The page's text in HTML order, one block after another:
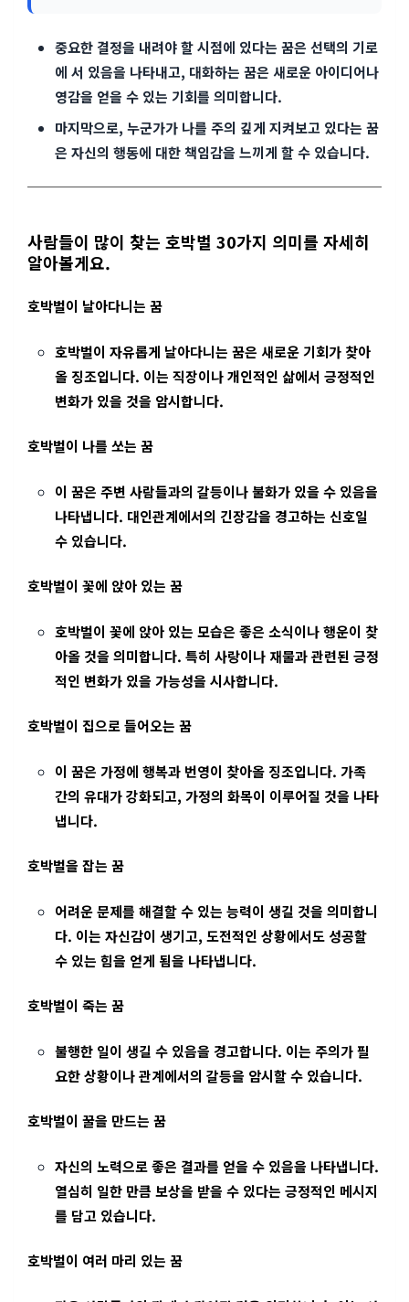
중요한 결정을 내려야 할 시점에 있다는 꿈은 선택의 기로
에 서 있음을 나타내고, 대화하는 꿈은 새로운 아이디어나
영감을 얻을 수 있는 기회를 의미합니다.
마지막으로, 누군가가 나를 주의 깊게 지켜보고 있다는 꿈
은 자신의 행동에 대한 책임감을 느끼게 할 수 있습니다.
사람들이 많이 찾는 호박벌 30가지 의미를 자세히
알아볼게요.
호박벌이 날아다니는 꿈
호박벌이 자유롭게 날아다니는 꿈은 새로운 기회가 찾아
올 징조입니다. 이는 직장이나 개인적인 삶에서 긍정적인
변화가 있을 것을 암시합니다.
호박벌이 나를 쏘는 꿈
이 꿈은 주변 사람들과의 갈등이나 불화가 있을 수 있음을
나타냅니다. 대인관계에서의 긴장감을 경고하는 신호일
수 있습니다.
호박벌이 꽃에 앉아 있는 꿈
호박벌이 꽃에 앉아 있는 모습은 좋은 소식이나 행운이 찾
아올 것을 의미합니다. 특히 사랑이나 재물과 관련된 긍정
적인 변화가 있을 가능성을 시사합니다.
호박벌이 집으로 들어오는 꿈
이 꿈은 가정에 행복과 번영이 찾아올 징조입니다. 가족
간의 유대가 강화되고, 가정의 화목이 이루어질 것을 나타
냅니다.
호박벌을 잡는 꿈
어려운 문제를 해결할 수 있는 능력이 생길 것을 의미합니
다. 이는 자신감이 생기고, 도전적인 상황에서도 성공할
수 있는 힘을 얻게 됨을 나타냅니다.
호박벌이 죽는 꿈
불행한 일이 생길 수 있음을 경고합니다. 이는 주의가 필
요한 상황이나 관계에서의 갈등을 암시할 수 있습니다.
호박벌이 꿀을 만드는 꿈
자신의 노력으로 좋은 결과를 얻을 수 있음을 나타냅니다.
열심히 일한 만큼 보상을 받을 수 있다는 긍정적인 메시지
를 담고 있습니다.
호박벌이 여러 마리 있는 꿈